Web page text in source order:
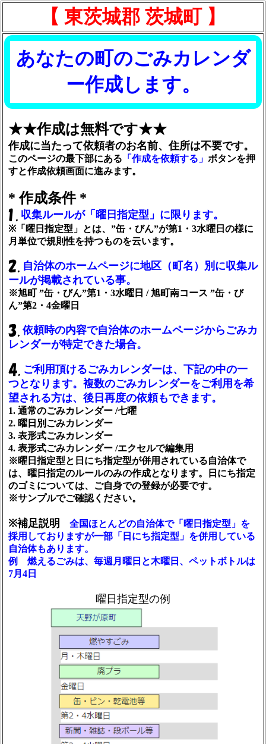
【 東茨城郡 茨城町 】
あなたの町のごみカレンダ
ー作成します。
★★作成は無料です★★
作成に当たって依頼者のお名前、住所は不要です。
このページの最下部にある 「作成を依頼する」 ボタンを押
すと作成依頼画面に進みます。
* 作成条件 *
収集ルールが「曜日指定型」に限ります。
※「曜日指定型」とは、”缶・びん”が第1・3水曜日の様に
月単位で規則性を持つものを云います。
自治体のホームページに地区（町名）別に収集ル
ールが掲載されている事。
※旭町 ”缶・びん”第1・3水曜日 / 旭町南コース ”缶・び
ん”第2・4金曜日
依頼時の内容で自治体のホームページからごみカ
レンダーが特定できた場合。
ご利用頂けるごみカレンダーは、下記の中の一
つとなります。複数のごみカレンダーをご利用を希
望される方は、後日再度の依頼もできます。
1. 通常のごみカレンダー /七曜
2. 曜日別ごみカレンダー
3. 表形式ごみカレンダー
4. 表形式ごみカレンダー /エクセルで編集用
※曜日指定型と日にち指定型が併用されている自治体で
は、曜日指定のルールのみの作成となります。日にち指定
のゴミについては、ご自身での登録が必要です。
※サンプルでご確認ください。
※補足説明
全国ほとんどの自治体で「曜日指定型」を
採用しておりますが一部「日にち指定型」を併用している
自治体もあります。
例 燃えるごみは、毎週月曜日と木曜日、ペットボトルは
7月4日
曜日指定型の例